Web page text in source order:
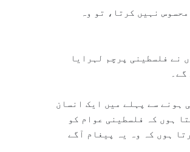
نہیں کرتا، تو وہ
نے فلسطینی پرچم لہرایا
ہونے سے پہلے میں ایک انسان
ہوں کہ فلسطینی عوام کو
ہوں کہ وہ یہ پیغام آگے